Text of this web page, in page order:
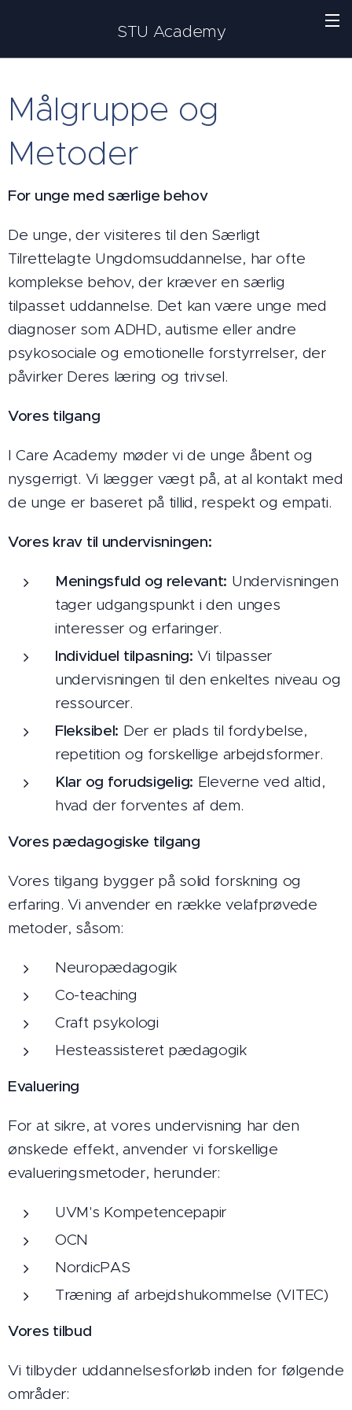
STU Academy
Målgruppe og
Metoder
For unge med særlige behov
De unge, der visiteres til den Særligt
Tilrettelagte Ungdomsuddannelse, har ofte
komplekse behov, der kræver en særlig
tilpasset uddannelse. Det kan være unge med
diagnoser som ADHD, autisme eller andre
psykosociale og emotionelle forstyrrelser, der
påvirker Deres læring og trivsel.
Vores tilgang
I Care Academy møder vi de unge åbent og
nysgerrigt. Vi lægger vægt på, at al kontakt med
de unge er baseret på tillid, respekt og empati.
Vores krav til undervisningen:
Meningsfuld og relevant: Undervisningen
tager udgangspunkt i den unges
interesser og erfaringer.
Individuel tilpasning: Vi tilpasser
undervisningen til den enkeltes niveau og
ressourcer.
Fleksibel: Der er plads til fordybelse,
repetition og forskellige arbejdsformer.
Klar og forudsigelig: Eleverne ved altid,
hvad der forventes af dem.
Vores pædagogiske tilgang
Vores tilgang bygger på solid forskning og
erfaring. Vi anvender en række velafprøvede
metoder, såsom:
Neuropædagogik
Co-teaching
Craft psykologi
Hesteassisteret pædagogik
Evaluering
For at sikre, at vores undervisning har den
ønskede effekt, anvender vi forskellige
evalueringsmetoder, herunder:
UVM's Kompetencepapir
OCN
NordicPAS
Træning af arbejdshukommelse (VITEC)
Vores tilbud
Vi tilbyder uddannelsesforløb inden for følgende
områder: